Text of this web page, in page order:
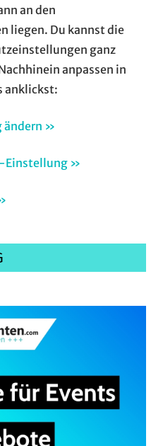
an den
liegen. Du kannst die
ganz
anpassen in
anklickst:
ändern »
Einstellung »